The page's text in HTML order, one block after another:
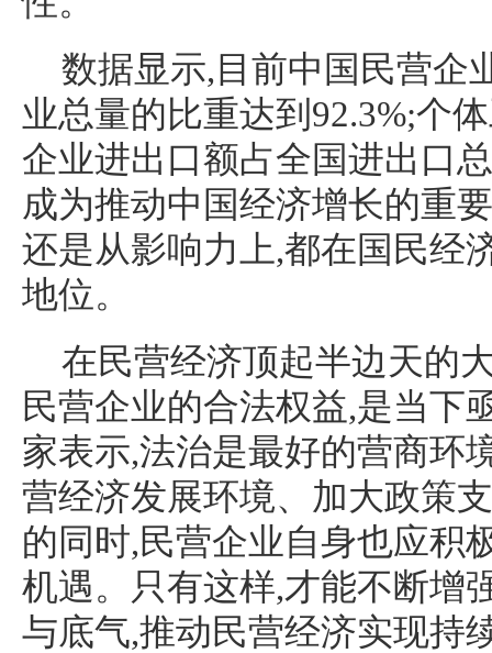
数据显示,目前中国民营企
业总量的比重达到92.3%;个
企业进出口额占全国进出口
成为推动中国经济增长的重
还是从影响力上,都在国民经
地位。
在民营经济顶起半边天的
民营企业的合法权益,是当下
家表示,法治是最好的营商环
营经济发展环境、加大政策
的同时,民营企业自身也应积
机遇。只有这样,才能不断增
与底气,推动民营经济实现持